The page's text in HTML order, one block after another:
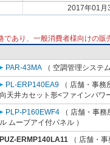
2017年01月
あり、一般消費者様向けの販
PAR-43MA （ 空調管理システ
PL-ERP140EA9 （ 店舗・事
向天井カセット形<ファインパワ
PLP-P160EWF4 （ 店舗・事
ル ムーブアイ付パネル ）
PUZ-ERMP140LA11 （ 店舗・